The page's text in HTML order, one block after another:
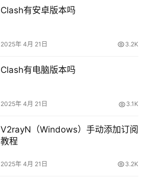
Clash有安卓版本吗
2025年 4月 21日 3.2K
Clash有电脑版本吗
2025年 4月 21日 3.1K
V2rayN（Windows）手动添加订阅
教程
2025年 4月 21日 3.2K